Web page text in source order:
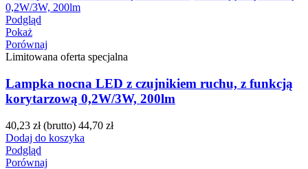
Podgląd
Pokaż
Porównaj
Limitowana oferta specjalna
Lampka nocna LED z czujnikiem ruchu, z funkcją
korytarzową 0,2W/3W, 200lm
40,23 zł (brutto) 44,70 zł
Dodaj do koszyka
Podgląd
Porównaj